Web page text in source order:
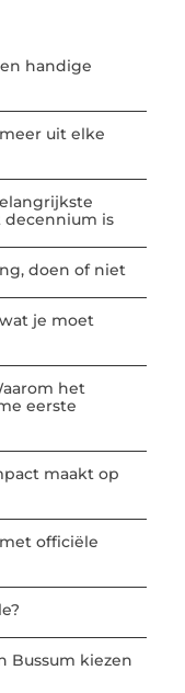
handige
uit elke
is
doen of niet
je moet
het
eerste
maakt op
officiële
Bussum kiezen